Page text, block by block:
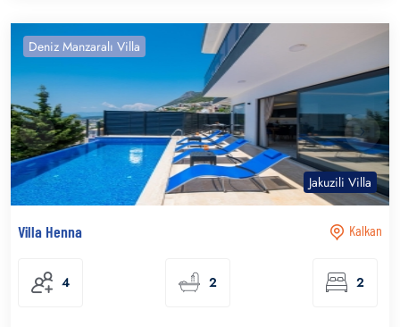
Deniz Manzaralı Villa
Jakuzili Villa
Kalkan
Villa Henna
4 2 2